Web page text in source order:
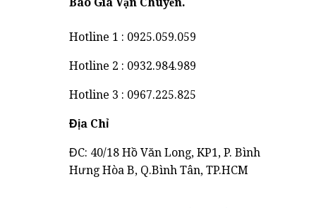
Hotline 1 : 0925.059.059
Hotline 2 : 0932.984.989
Hotline 3 : 0967.225.825
Địa Chỉ
ĐC: 40/18 Hồ Văn Long, KP1, P. Bình
Hưng Hòa B, Q.Bình Tân, TP.HCM